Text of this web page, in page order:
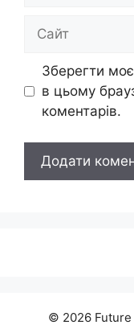
Сайт
Зберегти
в цьому
коментарів.
© 2026